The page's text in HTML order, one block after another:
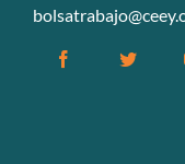
FacebookTwitter